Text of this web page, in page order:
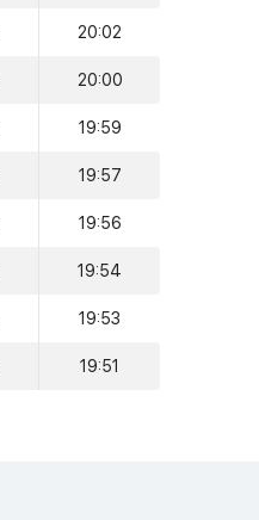
20:02
20:00
19:59
19:57
19:56
19:54
19:53
19:51